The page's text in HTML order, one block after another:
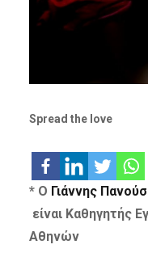
Spread the love
* Ο Γιάννης
είναι Καθηγητής
Αθηνών